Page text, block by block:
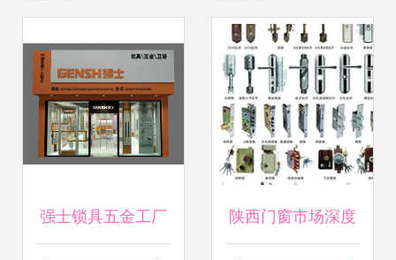
心呈现
强士锁具五金工厂 陕西门窗市场深度